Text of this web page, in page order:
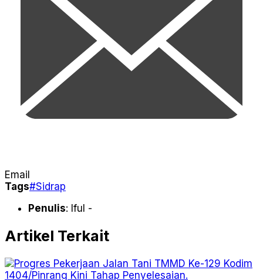
Email
Tags#Sidrap
Penulis: Iful -
Artikel Terkait